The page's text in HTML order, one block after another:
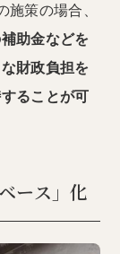
施策の場合、
助金などを
財政負担を
ることが可
ース」化